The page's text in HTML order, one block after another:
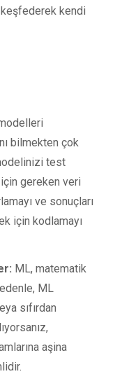
keşfederek kendi
bilmekten çok
test
gereken veri
ve sonuçları
için kodlamayı
ML, matematik
ML
sıfırdan
aşina